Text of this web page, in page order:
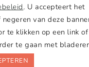
lastige
we de voordelen
en veiligheid,
. U accepteert het
van deze
te klikken op een link of
te gaan met